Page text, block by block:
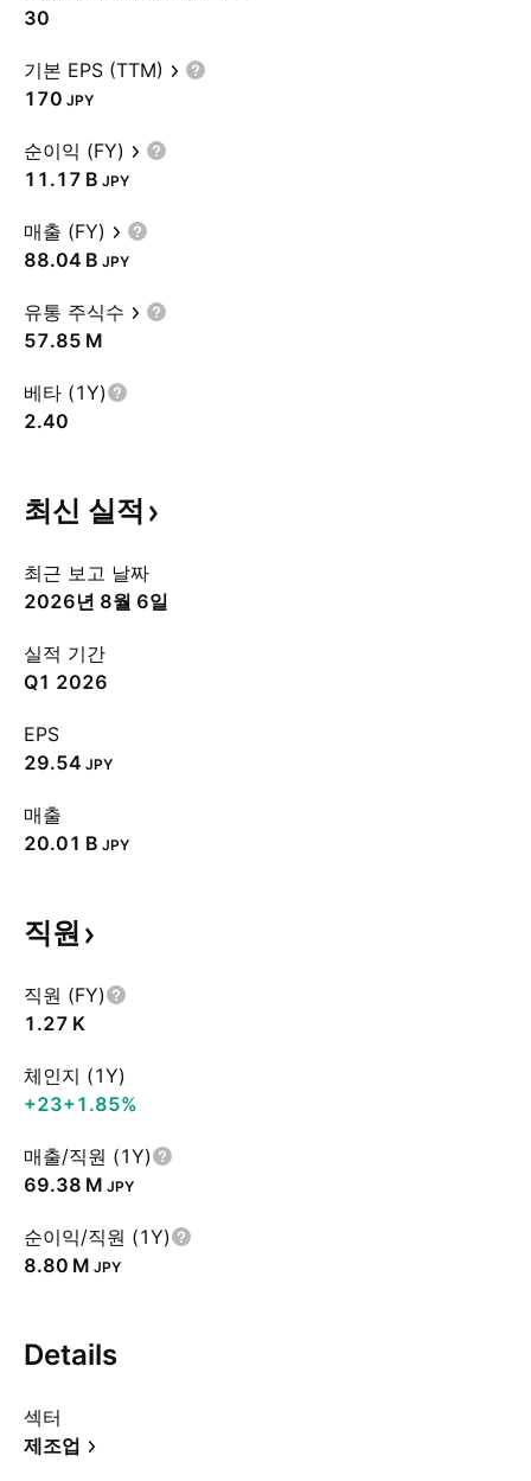
30
기본 EPS (TTM)
170 JPY
순이익 (FY)
‪11.17 B‬ JPY
매출 (FY)
‪88.04 B‬ JPY
유통 주식수
‪57.85 M‬
베타 (1Y)
2.40
최신 실적
최근 보고 날짜
2026년 8월 6일
실적 기간
Q1 2026
EPS
29.54 JPY
매출
‪20.01 B‬ JPY
직원
직원 (FY)
‪1.27 K‬
체인지 (1Y)
+23+1.85%
매출/직원 (1Y)
‪69.38 M‬ JPY
순이익/직원 (1Y)
‪8.80 M‬ JPY
Details
섹터
제조업